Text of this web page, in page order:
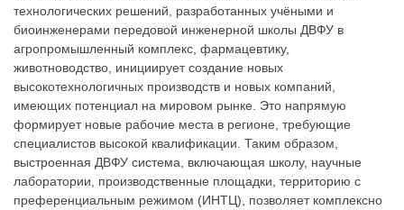
технологических решений, разработанных учёными и
биоинженерами передовой инженерной школы ДВФУ в
агропромышленный комплекс, фармацевтику,
животноводство, инициирует создание новых
высокотехнологичных производств и новых компаний,
имеющих потенциал на мировом рынке. Это напрямую
формирует новые рабочие места в регионе, требующие
специалистов высокой квалификации. Таким образом,
выстроенная ДВФУ система, включающая школу, научные
лаборатории, производственные площадки, территорию с
преференциальным режимом (ИНТЦ), позволяет комплексно